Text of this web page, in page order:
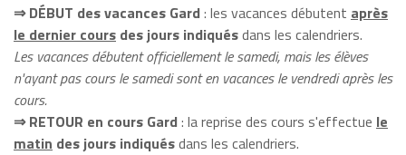
⇒ DÉBUT des vacances Gard: les vacances débutent après
le dernier cours des jours indiquésdans les calendriers.
Les vacances débutent officiellement le samedi, mais les élèves
n'ayant pas cours le samedi sont en vacances le vendredi après les
cours.
⇒ RETOUR en cours Gard: la reprise des cours s'effectue le
matin des jours indiquésdans les calendriers.